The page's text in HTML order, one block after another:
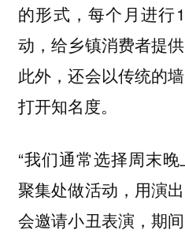
的形式，每个月进行
动，给乡镇消费者提
此外，还会以传统的
打开知名度。
“我们通常选择周末
聚集处做活动，用演
会邀请小丑表演，期